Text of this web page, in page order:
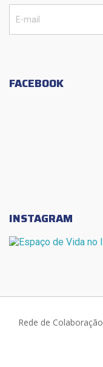
FACEBOOK
INSTAGRAM
Rede de Colaboração